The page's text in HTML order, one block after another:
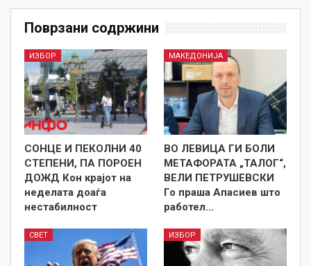
Поврзани содржини
ИЗБОР
СОНЦЕ И ПЕКОЛНИ 40
СТЕПЕНИ, ПА ПОРОЕН
ДОЖД Кон крајот на
неделата доаѓа
нестабилност
МАКЕДОНИЈА
ВО ЛЕВИЦА ГИ БОЛИ
МЕТАФОРАТА „ТАЛОГ“,
ВЕЛИ ПЕТРУШЕВСКИ
Го праша Апасиев што
работел…
СВЕТ ИЗБОР